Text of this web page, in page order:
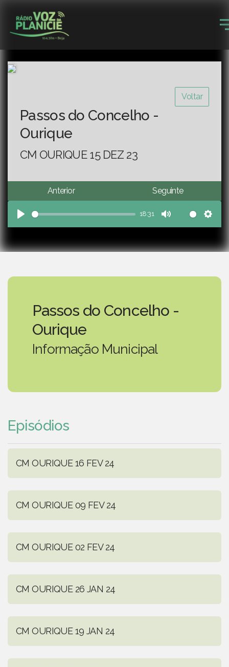
Voltar
Passos do Concelho -
Ourique
CM OURIQUE 15 DEZ 23
Anterior Seguinte
Play
18:31
Mute
Passos do Concelho -
Ourique
Informação Municipal
Episódios
CM OURIQUE 16 FEV 24
CM OURIQUE 09 FEV 24
CM OURIQUE 02 FEV 24
CM OURIQUE 26 JAN 24
CM OURIQUE 19 JAN 24